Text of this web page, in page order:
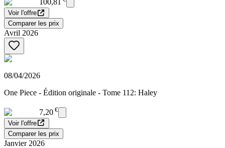
100,81
Voir l'offre
Comparer les prix
Avril 2026
08/04/2026
One Piece - Édition originale - Tome 112: Haley
7,20 €
Voir l'offre
Comparer les prix
Janvier 2026